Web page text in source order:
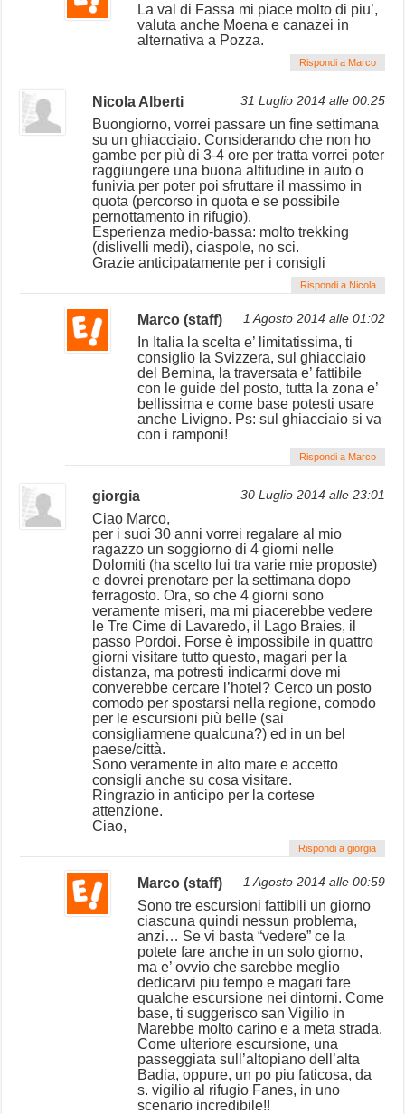
La val di Fassa mi piace molto di piu’,
valuta anche Moena e canazei in
alternativa a Pozza.
Rispondi a Marco
Nicola Alberti 31 Luglio 2014 alle 00:25
Buongiorno, vorrei passare un fine settimana
su un ghiacciaio. Considerando che non ho
gambe per più di 3-4 ore per tratta vorrei poter
raggiungere una buona altitudine in auto o
funivia per poter poi sfruttare il massimo in
quota (percorso in quota e se possibile
pernottamento in rifugio).
Esperienza medio-bassa: molto trekking
(dislivelli medi), ciaspole, no sci.
Grazie anticipatamente per i consigli
Rispondi a Nicola
Marco (staff) 1 Agosto 2014 alle 01:02
In Italia la scelta e’ limitatissima, ti
consiglio la Svizzera, sul ghiacciaio
del Bernina, la traversata e’ fattibile
con le guide del posto, tutta la zona e’
bellissima e come base potesti usare
anche Livigno. Ps: sul ghiacciaio si va
con i ramponi!
Rispondi a Marco
giorgia 30 Luglio 2014 alle 23:01
Ciao Marco,
per i suoi 30 anni vorrei regalare al mio
ragazzo un soggiorno di 4 giorni nelle
Dolomiti (ha scelto lui tra varie mie proposte)
e dovrei prenotare per la settimana dopo
ferragosto. Ora, so che 4 giorni sono
veramente miseri, ma mi piacerebbe vedere
le Tre Cime di Lavaredo, il Lago Braies, il
passo Pordoi. Forse è impossibile in quattro
giorni visitare tutto questo, magari per la
distanza, ma potresti indicarmi dove mi
converebbe cercare l’hotel? Cerco un posto
comodo per spostarsi nella regione, comodo
per le escursioni più belle (sai
consigliarmene qualcuna?) ed in un bel
paese/città.
Sono veramente in alto mare e accetto
consigli anche su cosa visitare.
Ringrazio in anticipo per la cortese
attenzione.
Ciao,
Rispondi a giorgia
Marco (staff) 1 Agosto 2014 alle 00:59
Sono tre escursioni fattibili un giorno
ciascuna quindi nessun problema,
anzi… Se vi basta “vedere” ce la
potete fare anche in un solo giorno,
ma e’ ovvio che sarebbe meglio
dedicarvi piu tempo e magari fare
qualche escursione nei dintorni. Come
base, ti suggerisco san Vigilio in
Marebbe molto carino e a meta strada.
Come ulteriore escursione, una
passeggiata sull’altopiano dell’alta
Badia, oppure, un po piu faticosa, da
s. vigilio al rifugio Fanes, in uno
scenario incredibile!!